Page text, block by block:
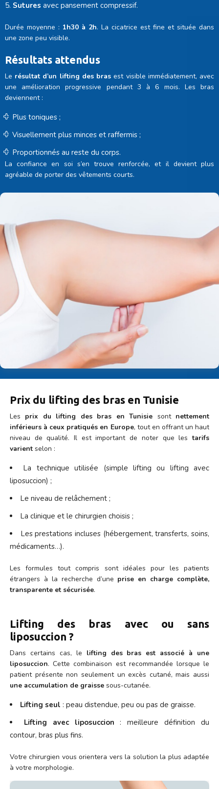
Sutures avec pansement compressif.
Durée moyenne : 1h30 à 2h. La cicatrice est fine et située dans
une zone peu visible.
Résultats attendus
Le résultat d’un lifting des bras est visible immédiatement, avec
une amélioration progressive pendant 3 à 6 mois. Les bras
deviennent :
Plus toniques ;
Visuellement plus minces et raffermis ;
Proportionnés au reste du corps.
La confiance en soi s’en trouve renforcée, et il devient plus
agréable de porter des vêtements courts.
Prix du lifting des bras en Tunisie
Les prix du lifting des bras en Tunisie sont nettement
inférieurs à ceux pratiqués en Europe, tout en offrant un haut
niveau de qualité. Il est important de noter que lestarifs
varient selon :
La technique utilisée (simple lifting ou lifting avec
liposuccion) ;
Le niveau de relâchement ;
La clinique et le chirurgien choisis ;
Les prestations incluses (hébergement, transferts, soins,
médicaments…).
Les formules tout compris sont idéales pour les patients
étrangers à la recherche d’une prise en charge complète,
transparente et sécurisée.
Lifting des bras avec ou sans
liposuccion ?
Dans certains cas, le lifting des bras est associé à une
liposuccion. Cette combinaison est recommandée lorsque le
patient présente non seulement un excès cutané, mais aussi
une accumulation de graisse sous-cutanée.
Lifting seul : peau distendue, peu ou pas de graisse.
Lifting avec liposuccion : meilleure définition du
contour, bras plus fins.
Votre chirurgien vous orientera vers la solution la plus adaptée
à votre morphologie.